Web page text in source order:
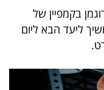
בקמפיין של
ליעד הבא ליום